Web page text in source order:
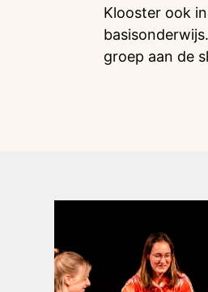
Klooster ook
groep aan de